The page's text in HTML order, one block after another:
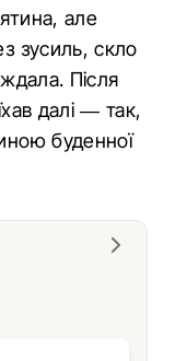
але
зусиль, скло
Після
далі — так,
буденної